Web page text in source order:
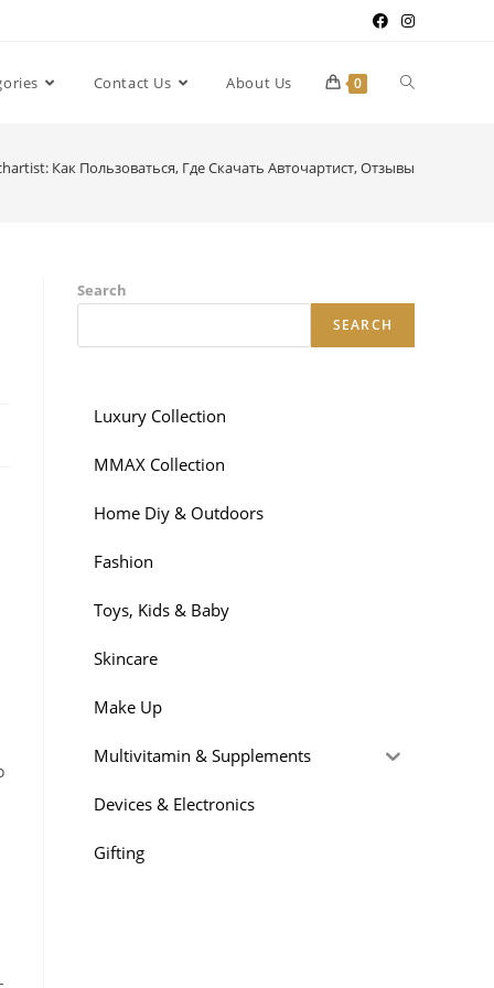
Contact Us About Us 0
Как Пользоваться, Где Скачать Авточартист, Отзывы
Search
SEARCH
Luxury Collection
MMAX Collection
Home Diy & Outdoors
Fashion
Toys, Kids & Baby
Skincare
Make Up
Multivitamin & Supplements
Devices & Electronics
Gifting